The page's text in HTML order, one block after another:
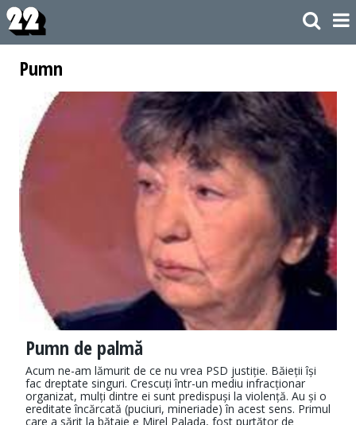
Pumn
Pumn de palmă
Acum ne-am lămurit de ce nu vrea PSD justiție. Băieții își
fac dreptate singuri. Crescuți într-un mediu infracționar
organizat, mulți dintre ei sunt predispuși la violență. Au și o
ereditate încărcată (puciuri, mineriade) în acest sens. Primul
care a sărit la bătaie e Mirel Palada, fost purtător de